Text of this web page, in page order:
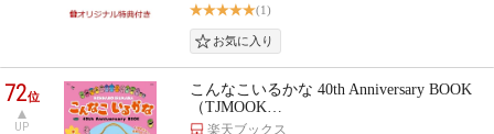
(1)
72位
UP
こんなこいるかな 40th Anniversary BOOK
（TJMOOK…
楽天ブックス